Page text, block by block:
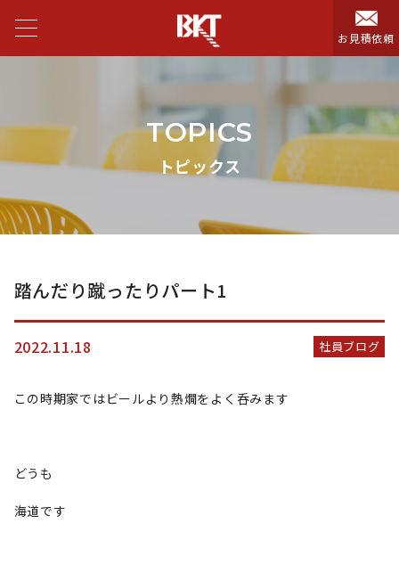
お見積依頼
TOPICS
トピックス
踏んだり蹴ったりパート1
2022.11.18 社員ブログ
この時期家ではビールより熱燗をよく呑みます
どうも
海道です